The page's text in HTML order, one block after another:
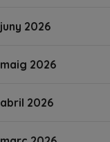
juny 2026
maig 2026
abril 2026